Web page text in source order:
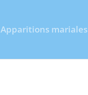
Apparitions mariales